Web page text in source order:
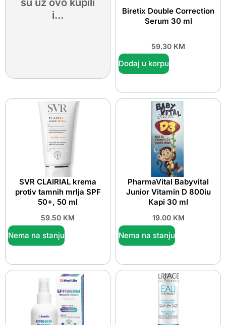
su uz ovo kupili
i...
Biretix Double Correction
Serum 30 ml
59.30 KM
Dodaj u korpu
SVR CLAIRIAL krema
protiv tamnih mrlja SPF
50+, 50 ml
59.50 KM
Nema na stanju
PharmaVital Babyvital
Junior Vitamin D 800iu
Kapi 30 ml
19.00 KM
Nema na stanju